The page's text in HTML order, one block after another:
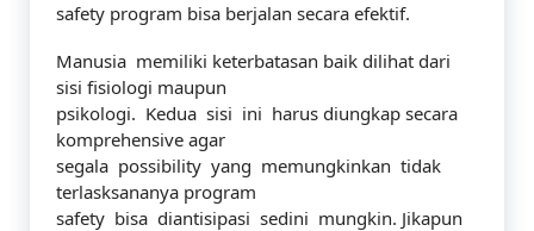
safety program bisa berjalan secara efektif.
Manusia memiliki keterbatasan baik dilihat dari
sisi fisiologi maupun
psikologi. Kedua sisi ini harus diungkap secara
komprehensive agar
segala possibility yang memungkinkan tidak
terlasksananya program
safety bisa diantisipasi sedini mungkin. Jikapun